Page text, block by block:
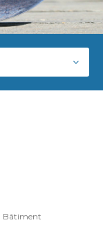
Bâtiment